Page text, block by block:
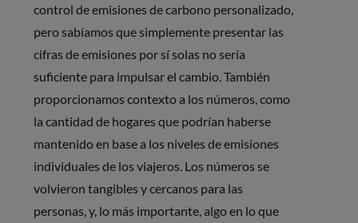
control de emisiones de carbono personalizado,
pero sabíamos que simplemente presentar las
cifras de emisiones por sí solas no sería
suficiente para impulsar el cambio. También
proporcionamos contexto a los números, como
la cantidad de hogares que podrían haberse
mantenido en base a los niveles de emisiones
individuales de los viajeros. Los números se
volvieron tangibles y cercanos para las
personas, y, lo más importante, algo en lo que